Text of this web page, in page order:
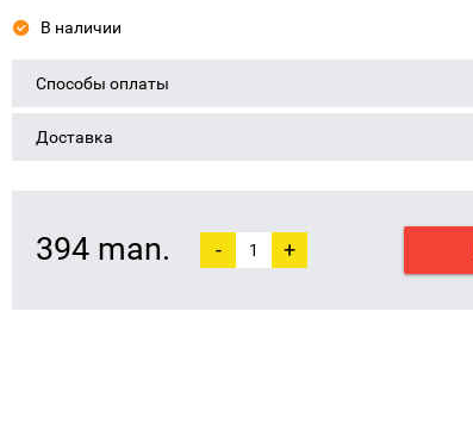
В наличии
Способы оплаты
Доставка
394 man. - +